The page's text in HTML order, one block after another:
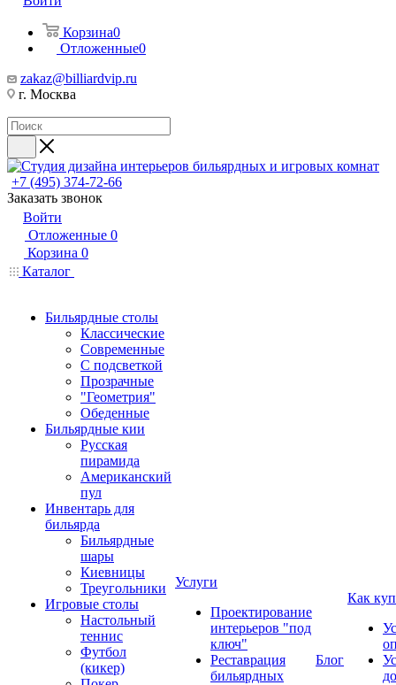
Корзина0
Отложенные0
zakaz@billiardvip.ru
г. Москва
+7 (495) 374-72-66
Заказать звонок
Войти
Отложенные 0
Корзина 0
Каталог
Бильярдные столы
Классические
Современные
С подсветкой
Прозрачные
"Геометрия"
Обеденные
Бильярдные кии
Русская
пирамида
Американский
пул
Инвентарь для
бильярда
Бильярдные
шары
Киевницы
Треугольники
Игровые столы
Настольный
теннис
Футбол
(кикер)
Услуги
Проектирование
интерьеров "под
ключ"
Реставрация
бильярдных
Блог
Как